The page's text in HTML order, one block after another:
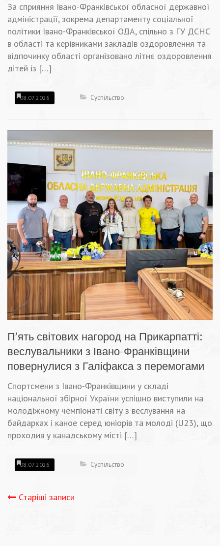
За сприяння Івано-Франківської обласної державної
адміністрації, зокрема департаменту соціальної
політики Івано-Франківської ОДА, спільно з ГУ ДСНС
в області та керівниками закладів оздоровлення та
відпочинку області організовано літнє оздоровлення
дітей із […]
08.07.2026 Суспільство
П’ять світових нагород на Прикарпатті:
веслувальники з Івано-Франківщини
повернулися з Галіфакса з перемогами
Спортсмени з Івано-Франківщини у складі
національної збірної України успішно виступили на
молодіжному чемпіонаті світу з веслування на
байдарках і каное серед юніорів та молоді (U23), що
проходив у канадському місті […]
08.07.2026 Суспільство
Навігація
Старіші записи